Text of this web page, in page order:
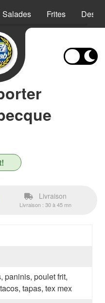
Salades Frites
Livraison
Livraison : 30 à 45 mn
paninis, poulet frit,
tapas, tex mex